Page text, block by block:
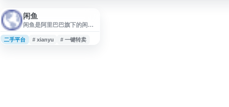
闲鱼
闲鱼是阿里巴巴旗下的闲置
置物品发布、二手商品买
卖、同城交易、在线沟通与
二手平台 # xianyu # 一键转卖